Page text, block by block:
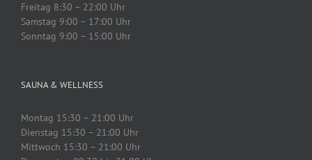
Freitag 8:30 – 22:00 Uhr
Samstag 9:00 – 17:00 Uhr
Sonntag 9:00 – 15:00 Uhr
SAUNA & WELLNESS
Montag 15:30 – 21:00 Uhr
Dienstag 15:30 – 21:00 Uhr
Mittwoch 15:30 – 21:00 Uhr